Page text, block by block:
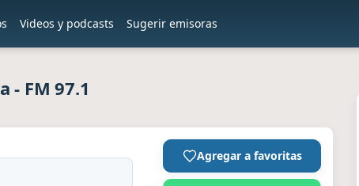
Videos y podcasts Sugerir emisoras
- FM 97.1
Agregar a favoritas